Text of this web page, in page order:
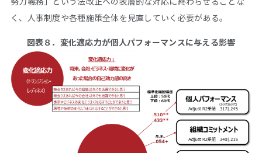
く、人事制度や各種施策全体を見直していく必要がある。
図表８．変化適応力が個人パフォーマンスに与える影響